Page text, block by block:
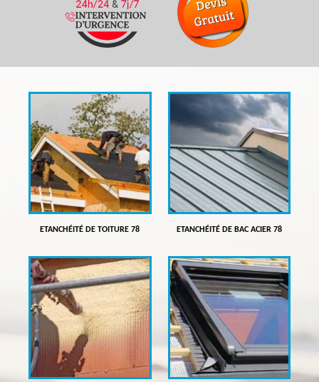
ETANCHÉITÉ DE TOITURE 78 ETANCHÉITÉ DE BAC ACIER 78